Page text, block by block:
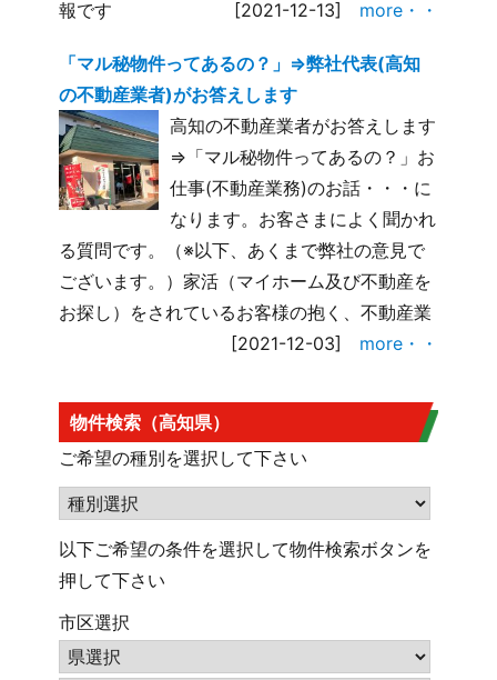
報です
[2021-12-13] more・・
「マル秘物件ってあるの？」⇒弊社代表(高知
の不動産業者)がお答えします
高知の不動産業者がお答えします
⇒「マル秘物件ってあるの？」お
仕事(不動産業務)のお話・・・に
なります。お客さまによく聞かれ
る質問です。（※以下、あくまで弊社の意見で
ございます。）家活（マイホーム及び不動産を
お探し）をされているお客様の抱く、不動産業
[2021-12-03] more・・
物件検索（高知県）
ご希望の種別を選択して下さい
以下ご希望の条件を選択して物件検索ボタンを
押して下さい
市区選択